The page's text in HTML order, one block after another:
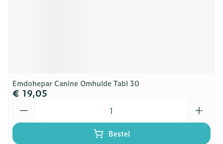
Emdohepar Canine Omhulde Tabl 30
€ 19,05
Bestel